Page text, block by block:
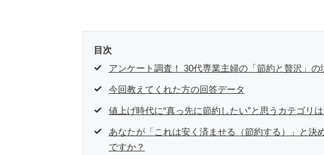
目次
アンケート調査！ 30代専業主婦の「節約と贅沢」
今回教えてくれた方の回答データ
値上げ時代に“真っ先に節約したい”と思うカテゴリ
あなたが「これは安く済ませる（節約する）」と決
ですか？